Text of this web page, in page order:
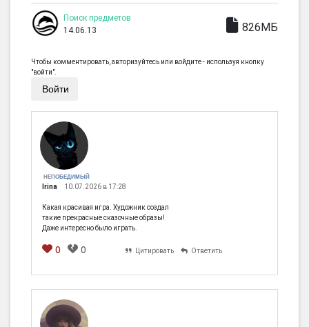
Поиск предметов
14.06.13
826МБ
Чтобы комментировать, авторизуйтесь или войдите - используя кнопку
"войти".
Войти
НЕПОБЕДИМЫЙ
Irina 10.07.2026 в 17:28
Какая красивая игра. Художник создал
такие прекрасные сказочные образы!
Даже интересно было играть.
0 0 Цитировать Ответить